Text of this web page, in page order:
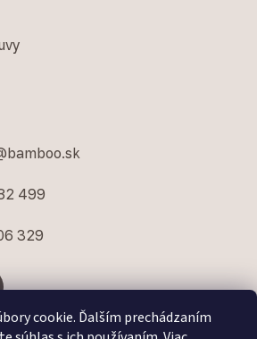
cookie. Ďalším prechádzaním
bamboo.sk
499
329